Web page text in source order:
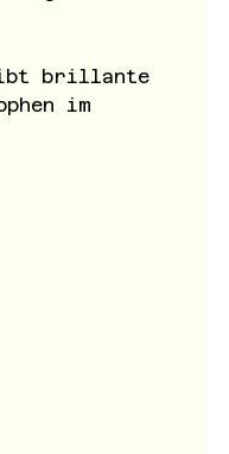
brillante
im